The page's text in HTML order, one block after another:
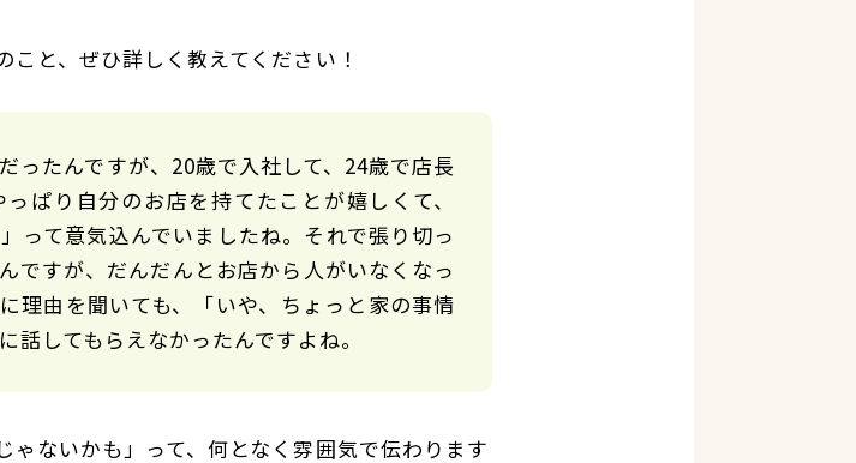
こと、ぜひ詳しく教えてください！
ったんですが、20歳で入社して、24歳で店長
ぱり自分のお店を持てたことが嬉しくて、
って意気込んでいましたね。それで張り切っ
ですが、だんだんとお店から人がいなくなっ
理由を聞いても、「いや、ちょっと家の事情
してもらえなかったんですよね。
ゃないかも」って、何となく雰囲気で伝わります